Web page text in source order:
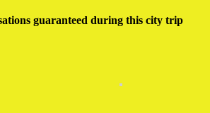
guaranteed during this city trip